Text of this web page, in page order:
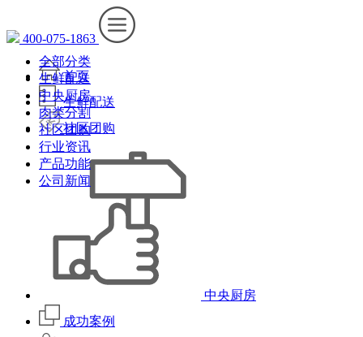
400-075-1863
首页
生鲜配送
社区团购
中央厨房
成功案例
全部分类
生鲜配送
中央厨房
肉类分割
社区团购
行业资讯
产品功能
公司新闻